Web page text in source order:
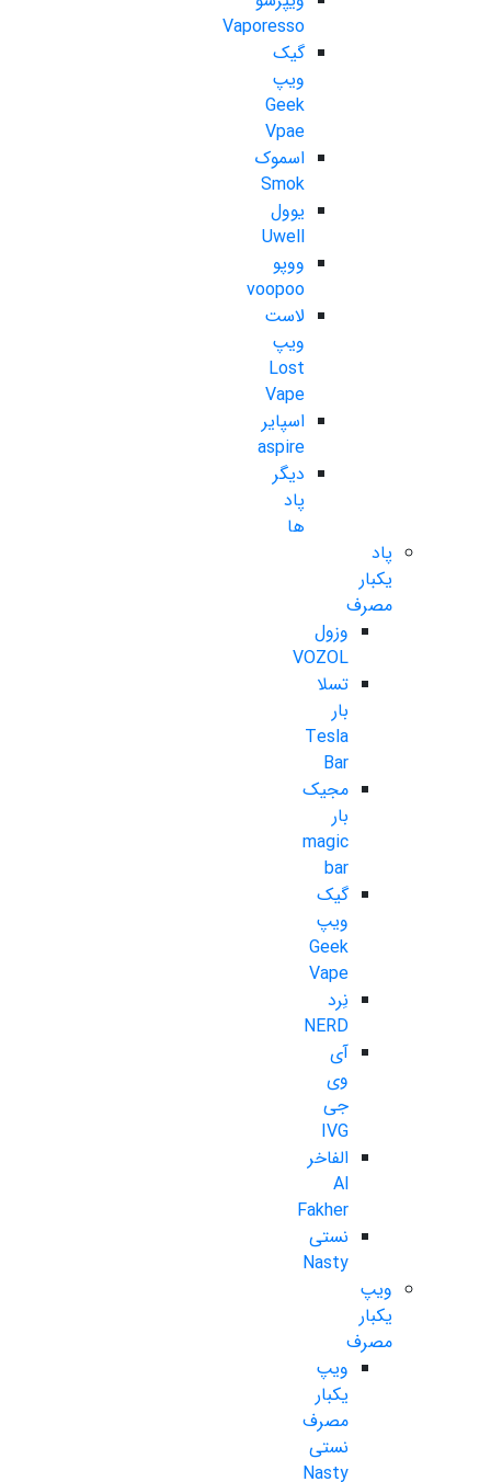
Vaporesso
گیک
ویپ
Geek
Vpae
اسموک
Smok
یوول
Uwell
ووپو
voopoo
لاست
ویپ
Lost
Vape
اسپایر
aspire
دیگر
پاد
ها
پاد
یکبار
مصرف
وزول
VOZOL
تسلا
بار
Tesla
Bar
مجیک
بار
magic
bar
گیک
ویپ
Geek
Vape
نِرد
NERD
آی
وی
جی
IVG
الفاخر
Al
Fakher
نستی
Nasty
ویپ
یکبار
مصرف
ویپ
یکبار
مصرف
نستی
Nasty